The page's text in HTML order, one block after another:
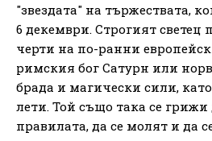
"звездата" на тържествата,
6 декември. Строгият светец
черти на по-ранни
римския бог Сатурн или
брада и магически сили,
лети. Той също така се грижи
правилата, да се молят и да